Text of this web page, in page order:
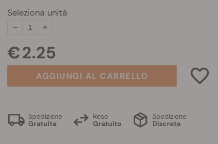
Seleziona unità
€ 2.25
AGGIUNGI AL CARRELLO
Spedizione
Gratuita
Reso
Gratuito
Spedizione
Discreta